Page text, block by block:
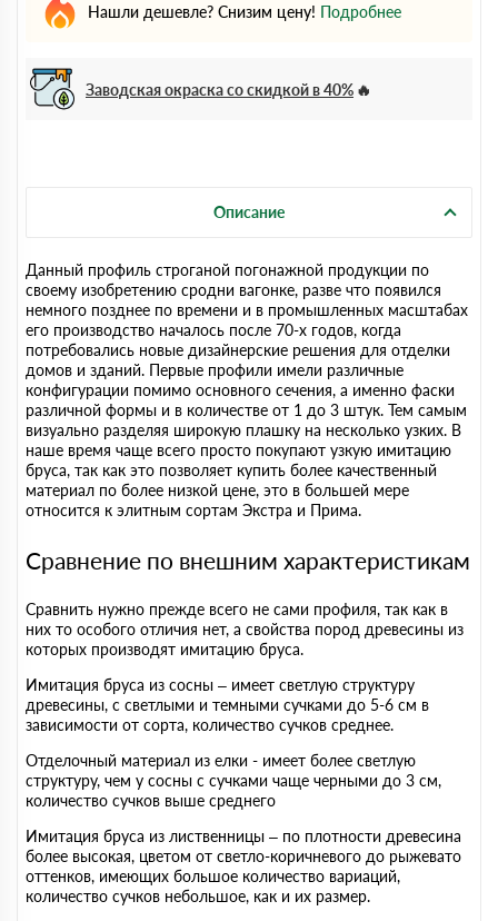
Нашли дешевле? Снизим цену! Подробнее
Заводская окраска со скидкой в 40%
Описание
Данный профиль строганой погонажной продукции по
своему изобретению сродни вагонке, разве что появился
немного позднее по времени и в промышленных масштабах
его производство началось после 70-х годов, когда
потребовались новые дизайнерские решения для отделки
домов и зданий. Первые профили имели различные
конфигурации помимо основного сечения, а именно фаски
различной формы и в количестве от 1 до 3 штук. Тем самым
визуально разделяя широкую плашку на несколько узких. В
наше время чаще всего просто покупают узкую имитацию
бруса, так как это позволяет купить более качественный
материал по более низкой цене, это в большей мере
относится к элитным сортам Экстра и Прима.
Сравнение по внешним характеристикам
Сравнить нужно прежде всего не сами профиля, так как в
них то особого отличия нет, а свойства пород древесины из
которых производят имитацию бруса.
Имитация бруса из сосны – имеет светлую структуру
древесины, с светлыми и темными сучками до 5-6 см в
зависимости от сорта, количество сучков среднее.
Отделочный материал из елки - имеет более светлую
структуру, чем у сосны с сучками чаще черными до 3 см,
количество сучков выше среднего
Имитация бруса из лиственницы – по плотности древесина
более высокая, цветом от светло-коричневого до рыжевато
оттенков, имеющих большое количество вариаций,
количество сучков небольшое, как и их размер.